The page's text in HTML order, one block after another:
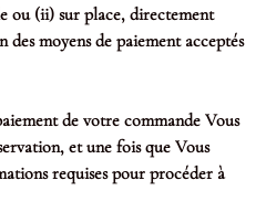
ou (ii) sur place, directement
moyens de paiement acceptés
de votre commande Vous
et une fois que Vous
requises pour procéder à